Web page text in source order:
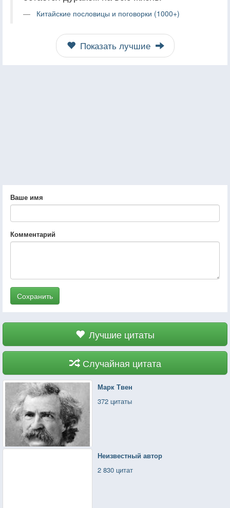
Китайские пословицы и поговорки (1000+)
Показать лучшие
Ваше имя
Комментарий
Сохранить
Лучшие цитаты
Случайная цитата
Марк Твен
372 цитаты
Неизвестный автор
2 830 цитат